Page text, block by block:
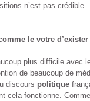
n’est pas crédible.
le votre d’exister
plus difficile avec
de beaucoup de
discours politique
cela fonctionne.